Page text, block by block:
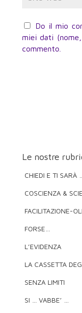
Do il mio
miei dati
commento.
Le nostre
CHIEDI E TI SARÀ
COSCIENZA &
FACILITAZIONE-
FORSE…
L’EVIDENZA
LA CASSETTA
SENZA LIMITI
SI … VABBE’ …